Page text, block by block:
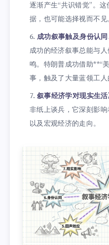
逐渐产生“共识错觉”。
据，也可能选择视而不见
成功叙事触及身份认
成功的经济叙事总能与
鸣。特朗普成功借助**“
事，触及了大量蓝领工人
叙事经济学对现实生
非纸上谈兵，它深刻影
以及宏观经济的走向。